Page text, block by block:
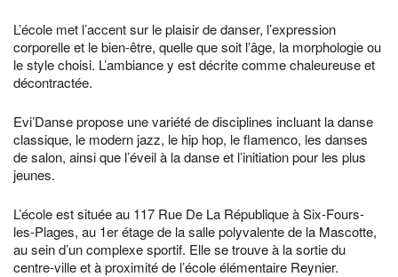
L’école met l’accent sur le plaisir de danser, l’expression
corporelle et le bien-être, quelle que soit l’âge, la morphologie ou
le style choisi. L’ambiance y est décrite comme chaleureuse et
décontractée.
Evi’Danse propose une variété de disciplines incluant la danse
classique, le modern jazz, le hip hop, le flamenco, les danses
de salon, ainsi que l’éveil à la danse et l’initiation pour les plus
jeunes.
L’école est située au 117 Rue De La République à Six-Fours-
les-Plages, au 1er étage de la salle polyvalente de la Mascotte,
au sein d’un complexe sportif. Elle se trouve à la sortie du
centre-ville et à proximité de l’école élémentaire Reynier.